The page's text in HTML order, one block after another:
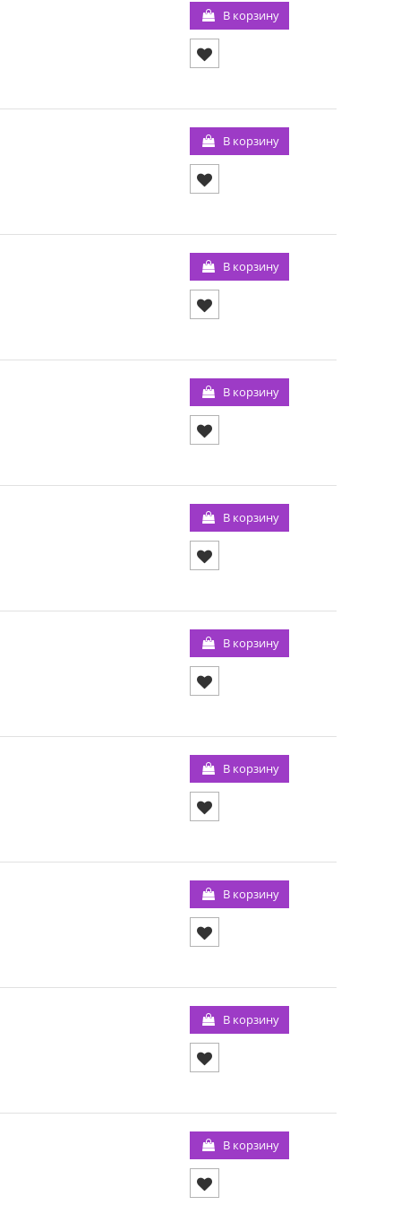
В корзину
В корзину
В корзину
В корзину
В корзину
В корзину
В корзину
В корзину
В корзину
В корзину